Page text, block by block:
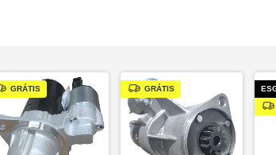
GRÁTIS GRÁTIS